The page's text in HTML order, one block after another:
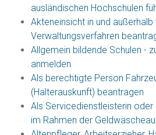
ausländischen Hochschulen
Akteneinsicht in und außerhalb
Verwaltungsverfahren
Allgemein bildende Schulen -
anmelden
Als berechtigte Person
(Halterauskunft) beantragen
Als Servicedienstleisterin
im Rahmen der